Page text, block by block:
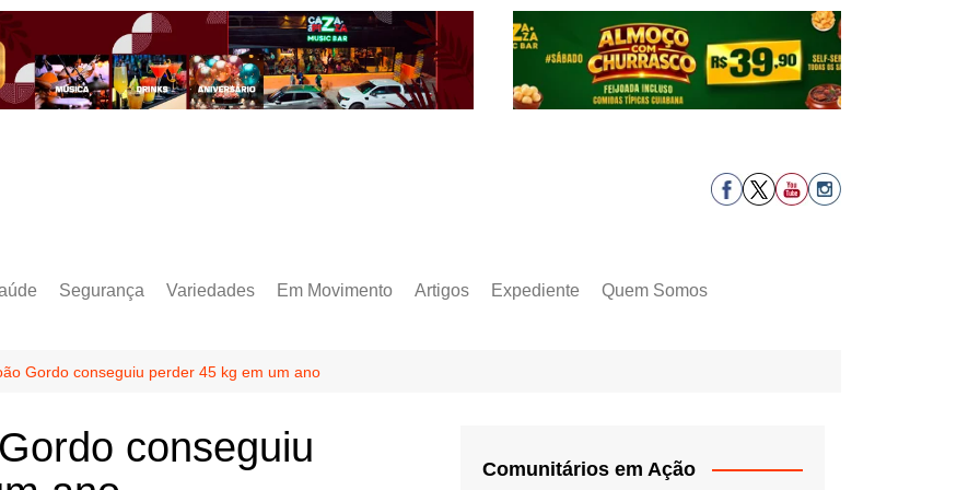
Segurança Variedades Em Movimento Artigos Expediente Quem Somos
Gordo conseguiu perder 45 kg em um ano
conseguiu
Comunitários em Ação